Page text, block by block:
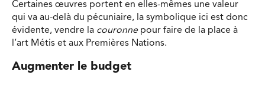
Certaines œuvres portent en elles-mêmes une valeur
qui va au-delà du pécuniaire, la symbolique ici est donc
évidente, vendre la couronne pour faire de la place à
l’art Métis et aux Premières Nations.
Augmenter le budget